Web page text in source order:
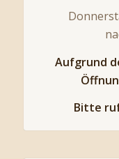
Aufgrund
Bitte